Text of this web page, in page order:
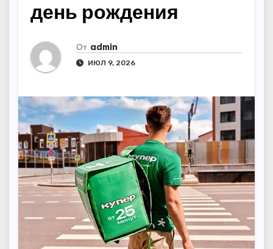
день рождения
От admin
ИЮЛ 9, 2026